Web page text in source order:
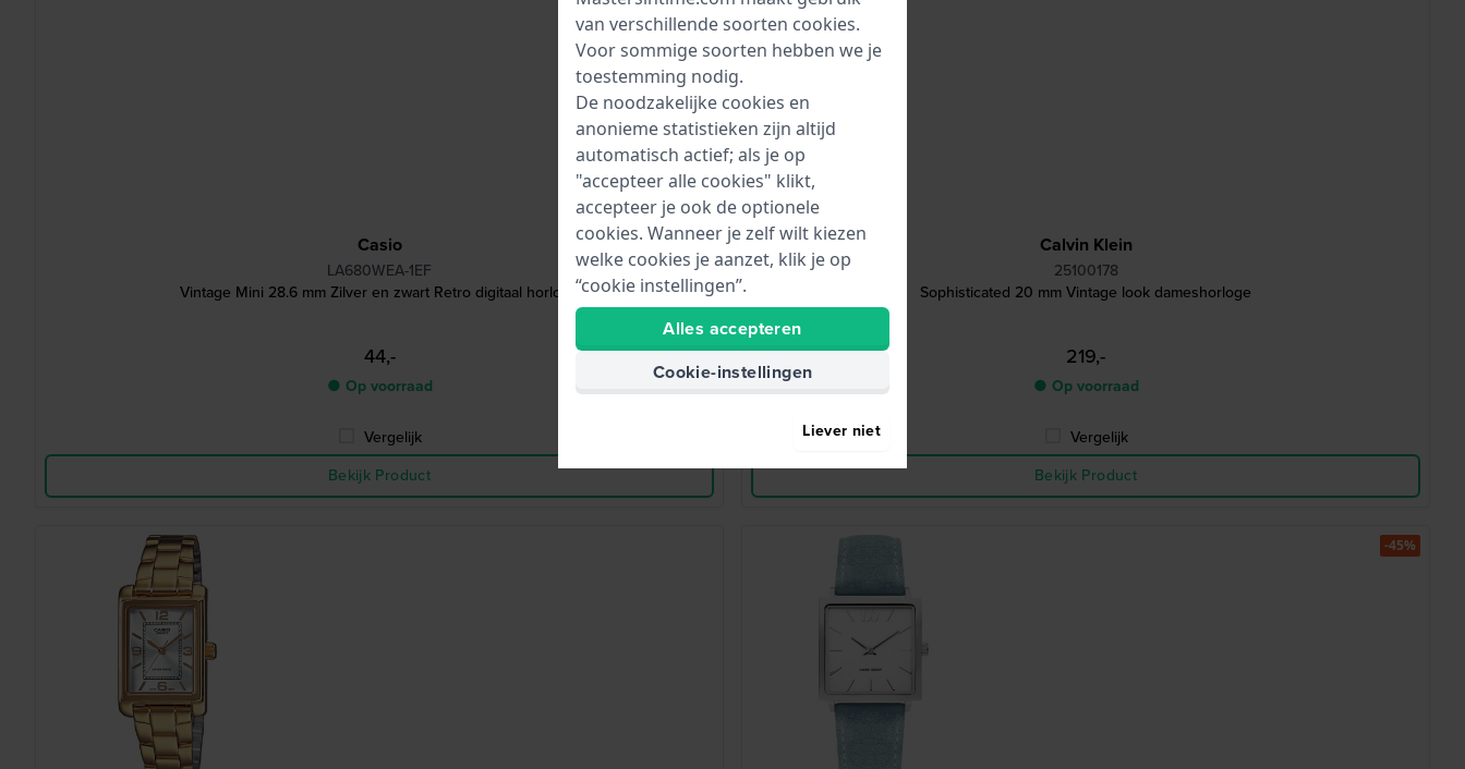
Casio
LA680WEA-1EF
Vintage Mini 28.6 mm Zilver en zwart Retro digitaal horloge
44,-
● Op voorraad
Vergelijk
Bekijk Product
Calvin Klein
25100178
Sophisticated 20 mm Vintage look dameshorloge
219,-
● Op voorraad
Vergelijk
Bekijk Product
-45%
van verschillende soorten cookies.
Voor sommige soorten hebben we je
toestemming nodig.
De noodzakelijke cookies en
anonieme statistieken zijn altijd
automatisch actief; als je op
"accepteer alle cookies" klikt,
accepteer je ook de optionele
cookies. Wanneer je zelf wilt kiezen
welke cookies je aanzet, klik je op
“cookie instellingen”.
Alles accepteren
Cookie-instellingen
Liever niet